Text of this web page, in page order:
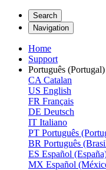
Search
Navigation
Home
Support
Português (Portugal)
CA Catalan
US English
FR Français
DE Deutsch
IT Italiano
PT Português
BR Português
ES Español
MX Español